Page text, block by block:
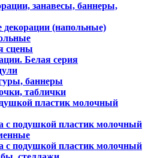
занавесы, баннеры,
декорации (напольные)
сцены
Белая серия
баннеры
таблички